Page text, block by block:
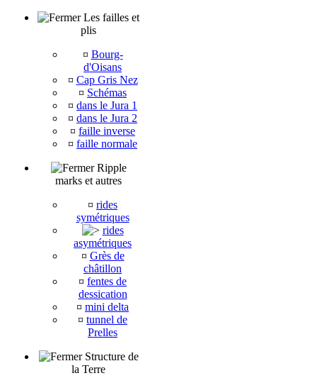
Les failles et
plis
¤ Bourg-
d'Oisans
¤ Cap Gris Nez
¤ Schémas
¤ dans le Jura 1
¤ dans le Jura 2
¤ faille inverse
¤ faille normale
Ripple
marks et autres
¤ rides
symétriques
rides
asymétriques
¤ Grès de
châtillon
¤ fentes de
dessication
¤ mini delta
¤ tunnel de
Prelles
Structure de
la Terre